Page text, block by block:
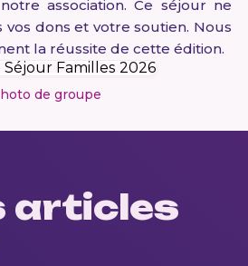
association. Ce séjour ne
vos dons et votre soutien. Nous
la réussite de cette édition.
de groupe
articles